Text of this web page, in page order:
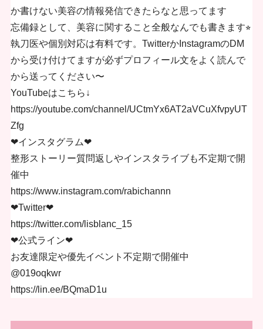
か書けない美容の情報発信できたらなと思ってます
忘備録として、美容に関すること全般なんでも書きます⭐︎
執刀医や個別対応は有料です。TwitterかInstagramのDM
から受け付けてますが必ずプロフィール文をよく読んで
から送ってください〜
YouTubeはこちら↓
https://youtube.com/channel/UCtmYx6AT2aVCuXfvpyUT
Zfg
❤︎インスタグラム❤︎
整形ストーリー質問返しやインスタライブも不定期で開
催中
https://www.instagram.com/rabichannn
❤︎Twitter❤︎
https://twitter.com/lisblanc_15
❤︎公式ライン❤︎
お友達限定や優先イベント不定期で開催中
@019oqkwr
https://lin.ee/BQmaD1u